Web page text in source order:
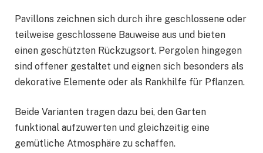
Pavillons zeichnen sich durch ihre geschlossene oder
teilweise geschlossene Bauweise aus und bieten
einen geschützten Rückzugsort. Pergolen hingegen
sind offener gestaltet und eignen sich besonders als
dekorative Elemente oder als Rankhilfe für Pflanzen.
Beide Varianten tragen dazu bei, den Garten
funktional aufzuwerten und gleichzeitig eine
gemütliche Atmosphäre zu schaffen.